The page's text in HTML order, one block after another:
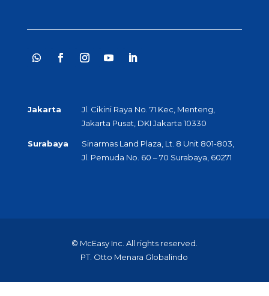
Jakarta
Jl. Cikini Raya No. 71 Kec, Menteng,
Jakarta Pusat, DKI Jakarta 10330
Surabaya
Sinarmas Land Plaza, Lt. 8 Unit 801-803,
Jl. Pemuda No. 60 – 70 Surabaya, 60271
© McEasy Inc. All rights reserved.
PT. Otto Menara Globalindo